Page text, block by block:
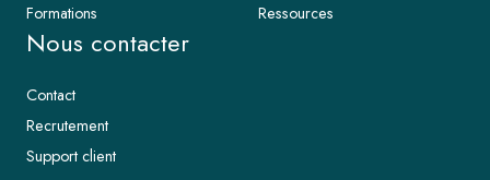
Formations
Ressources
Nous contacter
Contact
Recrutement
Support client